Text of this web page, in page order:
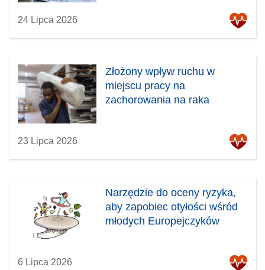
m
o
k
)
24 Lipca 2026
Złożony wpływ ruchu w
miejscu pracy na
zachorowania na raka
23 Lipca 2026
Narzędzie do oceny ryzyka,
aby zapobiec otyłości wśród
młodych Europejczyków
6 Lipca 2026